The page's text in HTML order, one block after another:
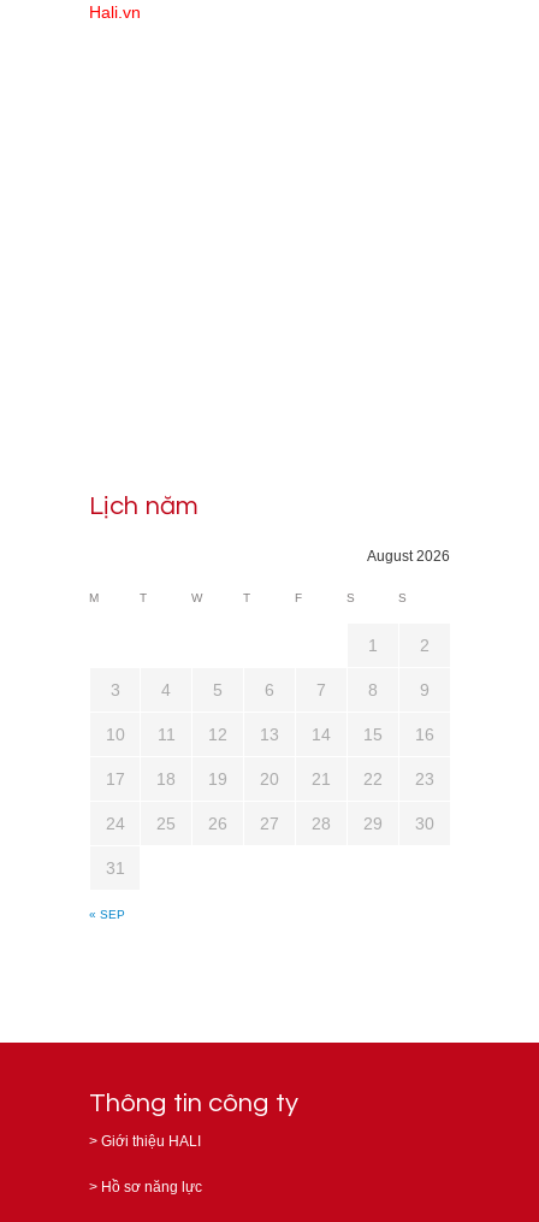
Hali.vn
Lịch năm
August 2026
M T W T F S S
« SEP
1 2
3 4 5 6 7 8 9
10 11 12 13 14 15 16
17 18 19 20 21 22 23
24 25 26 27 28 29 30
31
Thông tin công ty
> Giới thiệu HALI
> Hồ sơ năng lực